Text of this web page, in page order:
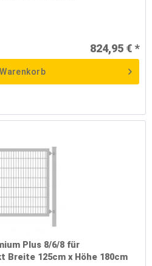
824,95 € *
Warenkorb
Plus 8/6/8 für
Breite 125cm x Höhe 180cm